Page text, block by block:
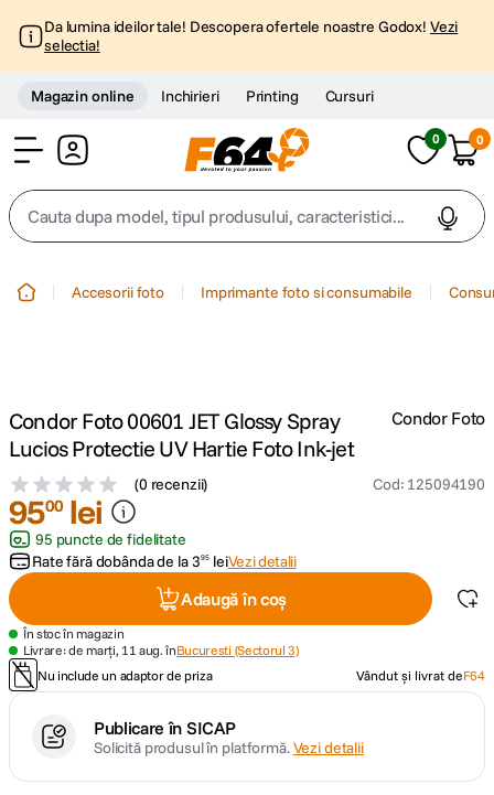
Da lumina ideilor tale! Descopera ofertele noastre Godox! Vezi
selectia!
Magazin online Inchirieri Printing Cursuri
0 0
Cauta dupa model, tipul produsului, caracteristici...
trepied telefon
4. peak design
5. canon sx740 hs
7. card memorie
ulanzi
9. insta 360
Accesorii foto Imprimante foto si consumabile
Condor Foto 00601 JET Glossy Spray
Lucios Protectie UV Hartie Foto Ink-jet
(0 recenzii) Cod: 125094190
Condor Foto
9500 lei
95 puncte de fidelitate
Rate fără dobânda de la395 leiVezi detalii
Adaugă în coș
În stoc în magazin
Livrare: de marți, 11 aug. înBucuresti (Sectorul 3)
Nu include un adaptor de priza
Vândut și livrat deF64
Publicare în SICAP
Solicită produsul în platformă.Vezi detalii